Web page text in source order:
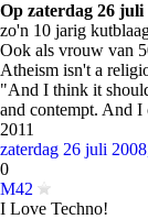
Op zaterdag 26 juli
zo'n 10 jarig
Ook als vrouw van
Atheism isn't a
"And I think it
and contempt. And
2011
zaterdag 26 juli
0
M42
I Love Techno!